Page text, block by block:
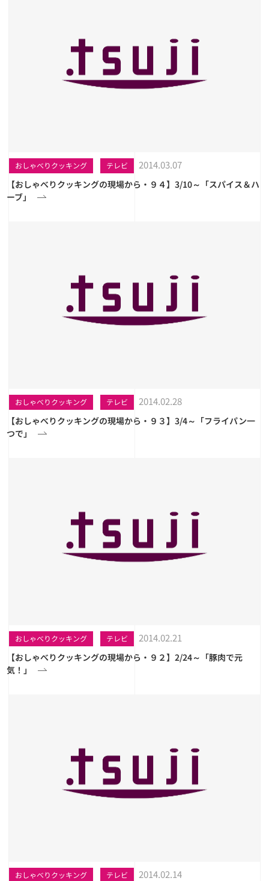
おしゃべりクッキング テレビ 2014.03.07
【おしゃべりクッキングの現場から・９４】3/10～「スパイス＆ハ
ーブ」
おしゃべりクッキング テレビ 2014.02.28
【おしゃべりクッキングの現場から・９３】3/4～「フライパン一
つで」
おしゃべりクッキング テレビ 2014.02.21
【おしゃべりクッキングの現場から・９２】2/24～「豚肉で元
気！」
おしゃべりクッキング テレビ 2014.02.14